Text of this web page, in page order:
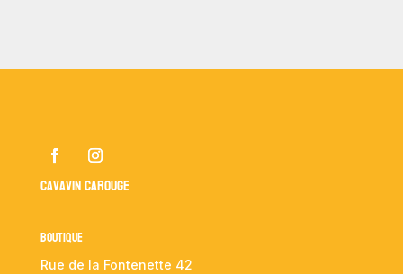
Cavavin Carouge
Boutique
Rue de la Fontenette 42